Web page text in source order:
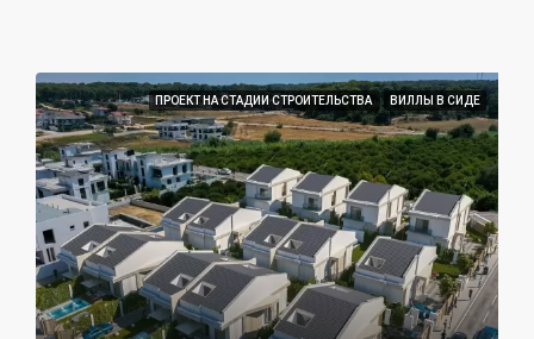
ПРОЕКТ НА СТАДИИ СТРОИТЕЛЬСТВА ВИЛЛЫ В СИДЕ